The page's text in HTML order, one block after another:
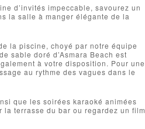
d’invités impeccable, savourez un
la salle à manger élégante de la
la piscine, choyé par notre équipe
sable doré d’Asmara Beach est
à votre disposition. Pour une
au rythme des vagues dans le
que les soirées karaoké animées
terrasse du bar ou regardez un film